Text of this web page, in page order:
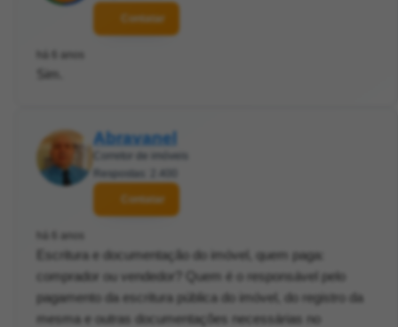
Contatar
há 6 anos
Sim.
Abravanel
Corretor de imóveis
Respostas: 2.400
Contatar
há 6 anos
Escritura e documentação do imóvel, quem paga:
comprador ou vendedor? Quem é o responsável pelo
pagamento da escritura pública do imóvel, do registro da
mesma e outras documentações necessárias no